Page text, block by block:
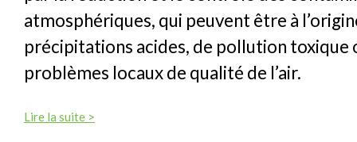
atmosphériques, qui peuvent être à
précipitations acides, de pollution toxique
problèmes locaux de qualité de l’air.
Lire la suite >